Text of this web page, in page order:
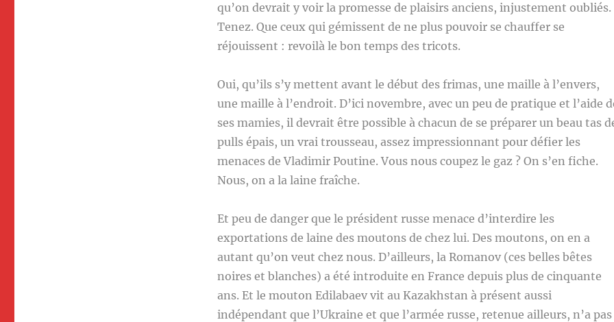
qu’on devrait y voir la promesse de plaisirs anciens, injustement oubliés.
Tenez. Que ceux qui gémissent de ne plus pouvoir se chauffer se
réjouissent : revoilà le bon temps des tricots.
Oui, qu’ils s’y mettent avant le début des frimas, une maille à l’envers,
une maille à l’endroit. D’ici novembre, avec un peu de pratique et l’aide
ses mamies, il devrait être possible à chacun de se préparer un beau tas
pulls épais, un vrai trousseau, assez impressionnant pour défier les
menaces de Vladimir Poutine. Vous nous coupez le gaz ? On s’en fiche.
Nous, on a la laine fraîche.
Et peu de danger que le président russe menace d’interdire les
exportations de laine des moutons de chez lui. Des moutons, on en a
autant qu’on veut chez nous. D’ailleurs, la Romanov (ces belles bêtes
noires et blanches) a été introduite en France depuis plus de cinquante
ans. Et le mouton Edilabaev vit au Kazakhstan à présent aussi
indépendant que l’Ukraine et que l’armée russe, retenue ailleurs, n’a pas